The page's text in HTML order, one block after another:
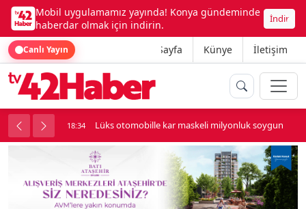
Mobil uygulamamız yayında! Konya gündeminde
haberdar olmak için indirin.
İndir
Canlı Yayın Ana Sayfa Künye İletişim
kavga çıktı 18:34 Lüks otomobille kar maskeli milyonluk soygun